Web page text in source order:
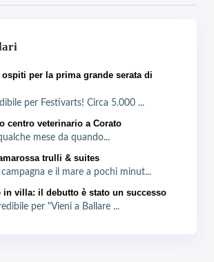
ospiti per la prima grande serata di
per Festivarts! Circa 5.000 ...
centro veterinario a Corato
mese da quando...
trulli & suites
campagna e il mare a pochi minut...
in villa: il debutto è stato un successo
per "Vieni a Ballare ...